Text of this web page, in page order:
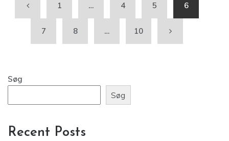
1 … 4 5 6
7 8 … 10
Søg
Søg
Recent Posts